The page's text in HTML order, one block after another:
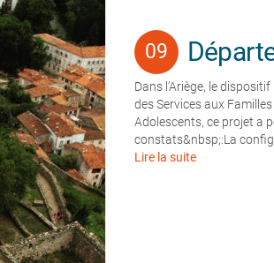
Dans l’Ariège, le
des Services aux
Adolescents, ce projet a
constats&nbsp;:La
Lire la suite